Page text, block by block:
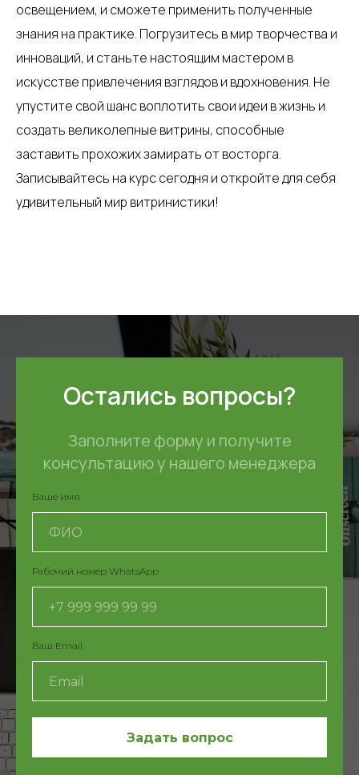
освещением, и сможете применить полученные
знания на практике. Погрузитесь в мир творчества и
инноваций, и станьте настоящим мастером в
искусстве привлечения взглядов и вдохновения. Не
упустите свой шанс воплотить свои идеи в жизнь и
создать великолепные витрины, способные
заставить прохожих замирать от восторга.
Записывайтесь на курс сегодня и откройте для себя
удивительный мир витринистики!
Остались вопросы?
Заполните форму и получите
консультацию у нашего менеджера
Ваше имя
Рабочий номер WhatsApp
Ваш Email
Задать вопрос